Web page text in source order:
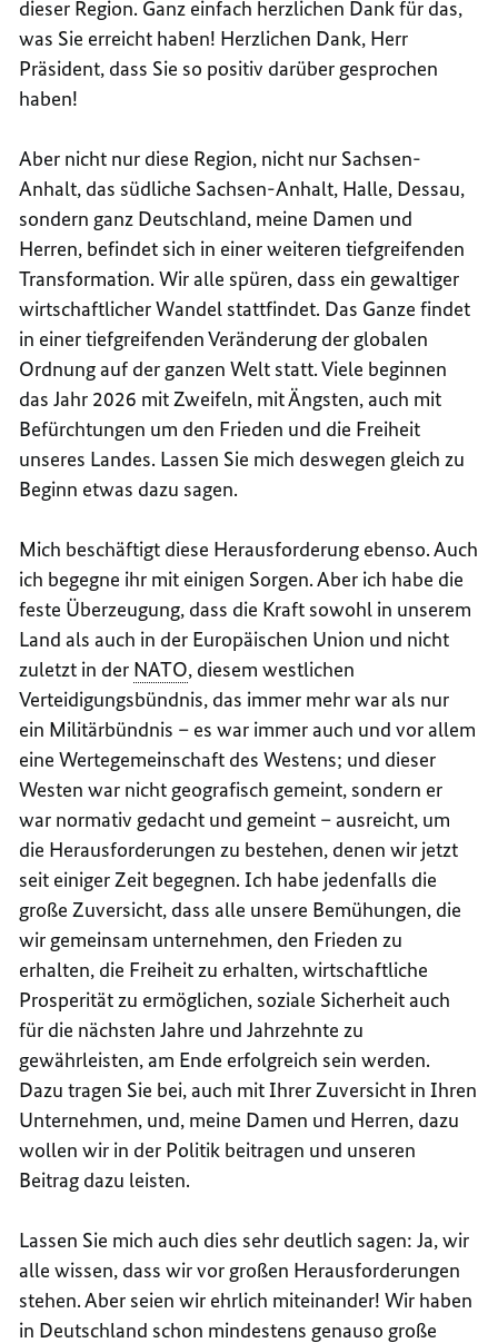
dieser Region. Ganz einfach herzlichen Dank für das,
was Sie erreicht haben! Herzlichen Dank, Herr
Präsident, dass Sie so positiv darüber gesprochen
haben!
Aber nicht nur diese Region, nicht nur Sachsen-
Anhalt, das südliche Sachsen-Anhalt, Halle, Dessau,
sondern ganz Deutschland, meine Damen und
Herren, befindet sich in einer weiteren tiefgreifenden
Transformation. Wir alle spüren, dass ein gewaltiger
wirtschaftlicher Wandel stattfindet. Das Ganze findet
in einer tiefgreifenden Veränderung der globalen
Ordnung auf der ganzen Welt statt. Viele beginnen
das Jahr 2026 mit Zweifeln, mit Ängsten, auch mit
Befürchtungen um den Frieden und die Freiheit
unseres Landes. Lassen Sie mich deswegen gleich zu
Beginn etwas dazu sagen.
Mich beschäftigt diese Herausforderung ebenso. Auch
ich begegne ihr mit einigen Sorgen. Aber ich habe die
feste Überzeugung, dass die Kraft sowohl in unserem
Land als auch in der Europäischen Union und nicht
zuletzt in der NATO, diesem westlichen
Verteidigungsbündnis, das immer mehr war als nur
ein Militärbündnis – es war immer auch und vor allem
eine Wertegemeinschaft des Westens; und dieser
Westen war nicht geografisch gemeint, sondern er
war normativ gedacht und gemeint – ausreicht, um
die Herausforderungen zu bestehen, denen wir jetzt
seit einiger Zeit begegnen. Ich habe jedenfalls die
große Zuversicht, dass alle unsere Bemühungen, die
wir gemeinsam unternehmen, den Frieden zu
erhalten, die Freiheit zu erhalten, wirtschaftliche
Prosperität zu ermöglichen, soziale Sicherheit auch
für die nächsten Jahre und Jahrzehnte zu
gewährleisten, am Ende erfolgreich sein werden.
Dazu tragen Sie bei, auch mit Ihrer Zuversicht in Ihren
Unternehmen, und, meine Damen und Herren, dazu
wollen wir in der Politik beitragen und unseren
Beitrag dazu leisten.
Lassen Sie mich auch dies sehr deutlich sagen: Ja, wir
alle wissen, dass wir vor großen Herausforderungen
stehen. Aber seien wir ehrlich miteinander! Wir haben
in Deutschland schon mindestens genauso große